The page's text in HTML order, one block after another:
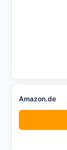
Amazon.de